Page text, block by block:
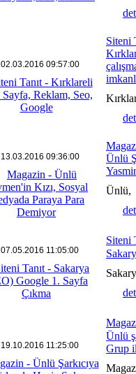
02.03.2016 09:57:00
Siteni
13.03.2016 09:36:00
Ünlü
Ünlü,
07.05.2016 11:05:00
Siteni
19.10.2016 11:25:00
Ünlü
Grup